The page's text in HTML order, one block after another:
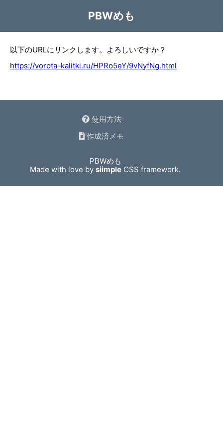
PBWめも
以下のURLにリンクします。よろしいですか？
https://vorota-kalitki.ru/HPRo5eY/9vNyfNg.html
使用方法
作成済メモ
PBWめも
Made with love bysiimple CSS framework.